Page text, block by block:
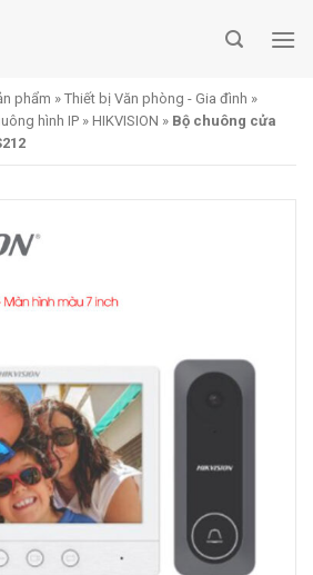
phẩm » Thiết bị Văn phòng - Gia đình »
hình IP » HIKVISION » Bộ chuông cửa